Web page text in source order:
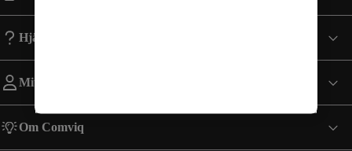
Hjälp
Mitt Konto
Om Comviq